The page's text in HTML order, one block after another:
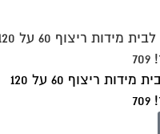
ריצוף יוקרתי לבית מידות ריצוף 60 על 120